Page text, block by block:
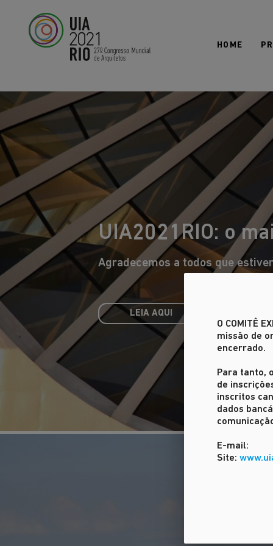
HOME
UIA2021RIO: o
Agradecemos a todos que
LEIA AQUI
ARQUITETURA 21
O COMITÊ
missão de
encerrado.
Para tanto,
de
inscritos
dados
E-mail:
Site: